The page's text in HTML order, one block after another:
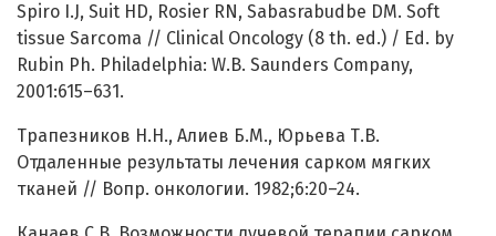
Spiro I.J, Suit HD, Rosier RN, Sabasrabudbe DM. Soft
tissue Sarcoma // Clinical Oncology (8 th. ed.) / Ed. by
Rubin Ph. Philadelphia: W.B. Saunders Company,
2001:615–631.
Трапезников Н.Н., Алиев Б.М., Юрьева Т.В.
Отдаленные результаты лечения сарком мягких
тканей // Вопр. онкологии. 1982;6:20–24.